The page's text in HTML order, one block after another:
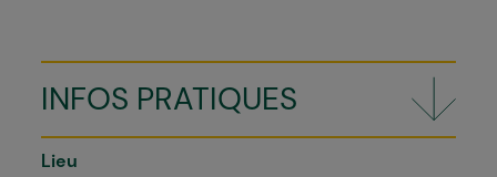
INFOS PRATIQUES
Lieu